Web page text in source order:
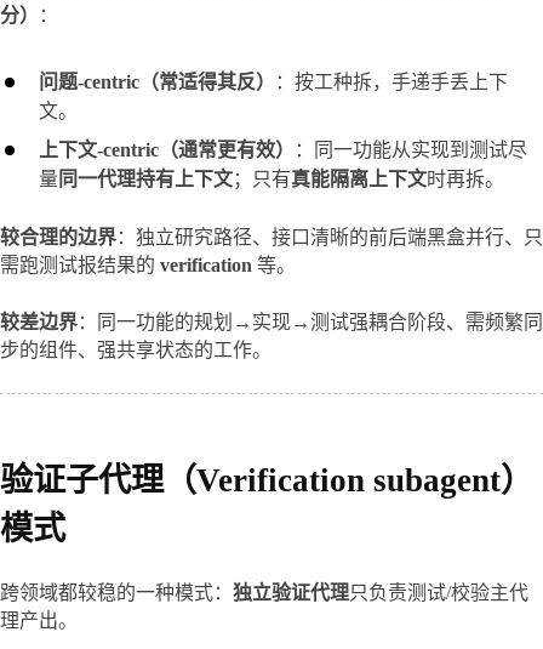
分）
：
问题-centric（常适得其反）
：按工种拆，手递手丢上下
文。
上下文-centric（通常更有效）
：同一功能从实现到测试尽
量 同一代理持有上下文；只有真能隔离上下文时再拆。
较合理的边界：独立研究路径、接口清晰的前后端黑盒并行、只
需跑测试报结果的 verification 等。
较差边界：同一功能的规划→实现→测试强耦合阶段、需频繁同
步的组件、强共享状态的工作。
验证子代理（Verification subagent）
模式
跨领域都较稳的一种模式： 独立验证代理只负责测试/校验主代
理产出。